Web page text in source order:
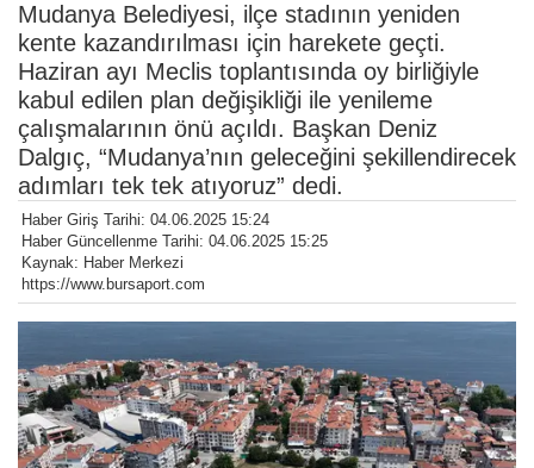
Mudanya Belediyesi, ilçe stadının yeniden
kente kazandırılması için harekete geçti.
Haziran ayı Meclis toplantısında oy birliğiyle
kabul edilen plan değişikliği ile yenileme
çalışmalarının önü açıldı. Başkan Deniz
Dalgıç, “Mudanya’nın geleceğini şekillendirecek
adımları tek tek atıyoruz” dedi.
Haber Giriş Tarihi: 04.06.2025 15:24
Haber Güncellenme Tarihi: 04.06.2025 15:25
Kaynak: Haber Merkezi
https://www.bursaport.com